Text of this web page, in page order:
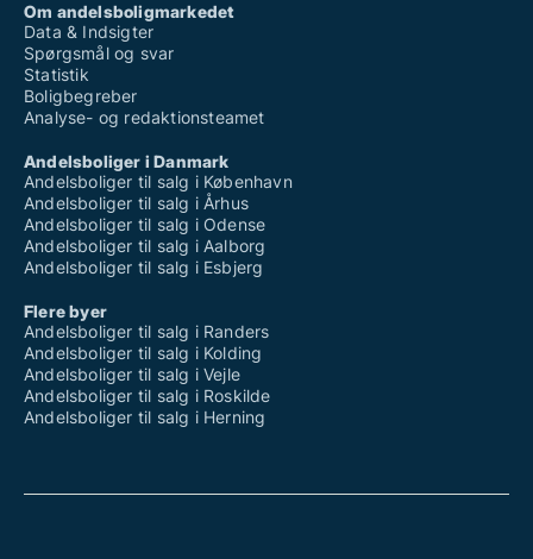
Om andelsboligmarkedet
Data & Indsigter
Spørgsmål og svar
Statistik
Boligbegreber
Analyse- og redaktionsteamet
Andelsboliger i Danmark
Andelsboliger til salg i København
Andelsboliger til salg i Århus
Andelsboliger til salg i Odense
Andelsboliger til salg i Aalborg
Andelsboliger til salg i Esbjerg
Flere byer
Andelsboliger til salg i Randers
Andelsboliger til salg i Kolding
Andelsboliger til salg i Vejle
Andelsboliger til salg i Roskilde
Andelsboliger til salg i Herning